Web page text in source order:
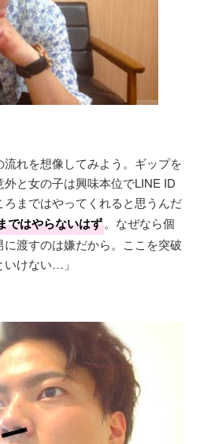
れを想像してみよう。ギップを
と女の子は興味本位でLINE ID
まではやってくれると思うんだ
ではやらないはず。なぜなら個
渡すのは嫌だから。ここを突破
けない…」